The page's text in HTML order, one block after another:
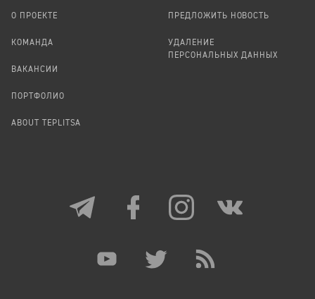
О ПРОЕКТЕ
КОМАНДА
ВАКАНСИИ
ПОРТФОЛИО
ABOUT TEPLITSA
ПРЕДЛОЖИТЬ НОВОСТЬ
УДАЛЕНИЕ
ПЕРСОНАЛЬНЫХ ДАННЫХ